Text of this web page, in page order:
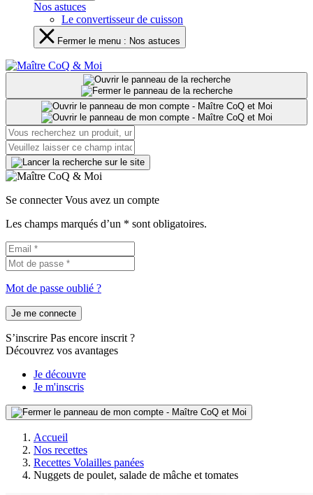
Nos astuces
Le convertisseur de cuisson
Fermer le menu : Nos astuces
Se connecter Vous avez un compte
Les champs marqués d’un * sont obligatoires.
Mot de passe oublié ?
Je me connecte
S’inscrire Pas encore inscrit ?
Découvrez vos avantages
Je découvre
Je m'inscris
Accueil
Nos recettes
Recettes Volailles panées
Nuggets de poulet, salade de mâche et tomates